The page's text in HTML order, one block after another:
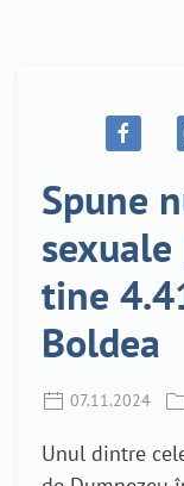
Spune
tine
Boldea
07.11.2024
Unul dintre